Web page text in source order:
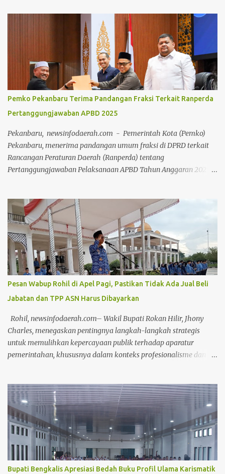
penuh oleh Pemerintah Kabupaten Rokan Hilir. Agenda tersebut
menjadi upaya nyata pemerintah untuk terus mendorong budaya
hidup sehat sekaligus menghidupkan ruang publik yang positif
bagi warga. Sejak pagi, warga dari berbagai kalangan usia
memanfaatkan momen bebas kendaraan bermotor ini untuk
berolahraga, mulai dari senam bersama, joging, hingga
bersepeda. Selain menjadi ajang menjaga kebugaran dan
bersilaturahmi, CFD kali ini juga sukses menjadi motor penggerak
ekonomi daerah. Puluhan pelaku Usaha Mikro, Kecil, dan
Menengah (UMKM) lokal yang memadati area kegiatan
melaporkan lonjakan omzet yang positif berkat ramainya pe...
Pemko Pekanbaru Terima Pandangan Fraksi Terkait Ranperda
Pertanggungjawaban APBD 2025
Pekanbaru, newsinfodaerah.com - Pemerintah Kota (Pemko)
Pekanbaru, menerima pandangan umum fraksi di DPRD terkait
Rancangan Peraturan Daerah (Ranperda) tentang
Pertanggungjawaban Pelaksanaan APBD Tahun Anggaran 2025.
DPRD Pekanbaru, Senin (20/7/2026) siang. Rapat Paripurna
dipimpin secara langsung oleh Ketua DPRD Muhammad Isa
Lahamid, didampingi Wakil Ketua II Muhammad Dikky Suryadi
Khusaini dan Plh Sekdako Pekanbaru Masykur Tarmizi. Usai
paripurna, Masykur Tarmizi menyebutkan bahwa pandangan
umum dari fraksi di DPRD bersifat saran dan masukan bagi
Pemko Pekanbaru untuk keperluan perbaikan pengelolaan APBD
ke depannya. "Mulai dari perencanaan, penganggaran,
pelaksanaan, hingga pertanggungjawaban (APBD)," ungkapnya.
Dengan adanya saran masukan dari DPRD, kata Masykur,
diharapkan tata kelola pemerintahan yang baik dan
pemerintahan yang baik bisa terwuj...
Pesan Wabup Rohil di Apel Pagi, Pastikan Tidak Ada Jual Beli
Jabatan dan TPP ASN Harus Dibayarkan
Rohil, newsinfodaerah.com– Wakil Bupati Rokan Hilir, Jhony
Charles, menegaskan pentingnya langkah-langkah strategis
untuk memulihkan kepercayaan publik terhadap aparatur
pemerintahan, khususnya dalam konteks profesionalisme dan
Wabup menyoroti bahwa kepercayaan masyarakat dapat terkikis
apabila ASN terus bertahan dalam zona nyaman yang diwariskan
oleh sistem birokrasi feodal. Menurutnya, stagnasi kinerja yang
disebabkan oleh pola pikir birokratis harus segera ditinggalkan.
"Sudah terlalu lama ASN terjebak dalam kenyamanan semu yang
dibentuk oleh budaya birokrasi lama. Ini harus direformasi secara
menyeluruh agar produktivitas aparatur negara dapat
Bupati Bengkalis Apresiasi Bedah Buku Profil Ulama Karismatik